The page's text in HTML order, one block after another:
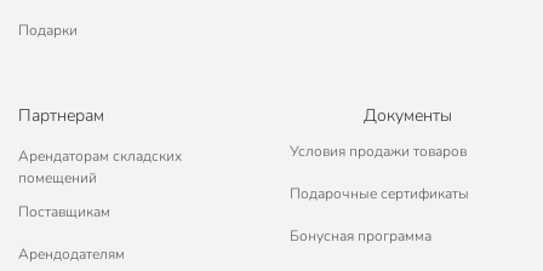
Подарки
Партнерам
Арендаторам складских
помещений
Поставщикам
Арендодателям
Документы
Условия продажи товаров
Подарочные сертификаты
Бонусная программа